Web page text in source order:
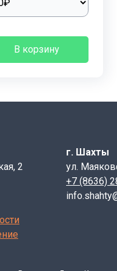
сдвигают плиту
серии 3.006.1-8.
вдоль канала, L
лотка по ширине
H (см)
тип элемента по
лотков
сборные
В корзину
2
г. Шахты
ул.
+7 (8636)